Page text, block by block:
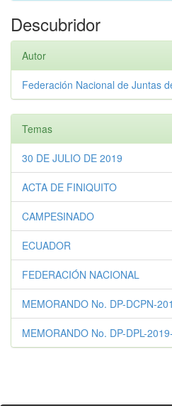
Descubridor
Autor
Federación Nacional de Juntas
Temas
30 DE JULIO DE 2019
ACTA DE FINIQUITO
CAMPESINADO
ECUADOR
FEDERACIÓN NACIONAL
MEMORANDO No. DP-DCPN-
MEMORANDO No. DP-DPL-